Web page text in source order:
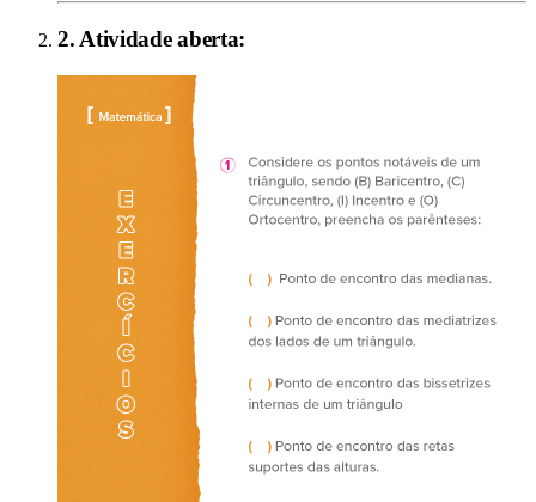
2. Atividade aberta: